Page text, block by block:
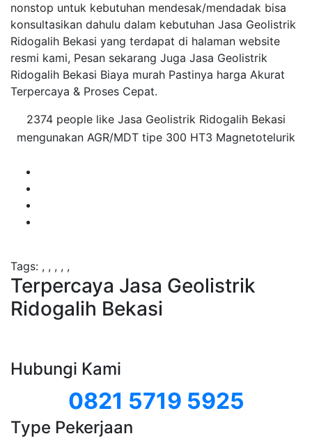
nonstop untuk kebutuhan mendesak/mendadak bisa
konsultasikan dahulu dalam kebutuhan Jasa Geolistrik
Ridogalih Bekasi yang terdapat di halaman website
resmi kami, Pesan sekarang Juga Jasa Geolistrik
Ridogalih Bekasi Biaya murah Pastinya harga Akurat
Terpercaya & Proses Cepat.
2374 people like Jasa Geolistrik Ridogalih Bekasi
mengunakan AGR/MDT tipe 300 HT3 Magnetotelurik
Tags: , , , , ,
Terpercaya Jasa Geolistrik
Ridogalih Bekasi
Hubungi Kami
0821 5719 5925
Type Pekerjaan